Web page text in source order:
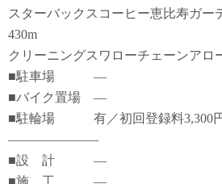
スターバックスコーヒー恵比寿ガー
430m
クリーニングスワローチェーンアロ
■駐車場 ―
■バイク置場 ―
■駐輪場 有／初回登録料3,300
―――――――
■設 計 ―
■施 工 ―